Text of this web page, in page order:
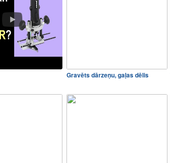
Gravēts dārzeņu, gaļas dēlis